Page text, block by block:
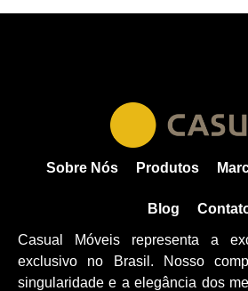
Sobre Nós Produtos
Blog
Casual Móveis representa a
exclusivo no Brasil. Nosso
singularidade e a elegância dos